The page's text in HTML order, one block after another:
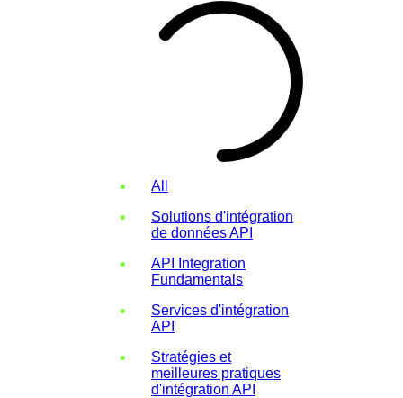
All
Solutions d'intégration
de données API
API Integration
Fundamentals
Services d'intégration
API
Stratégies et
meilleures pratiques
d'intégration API